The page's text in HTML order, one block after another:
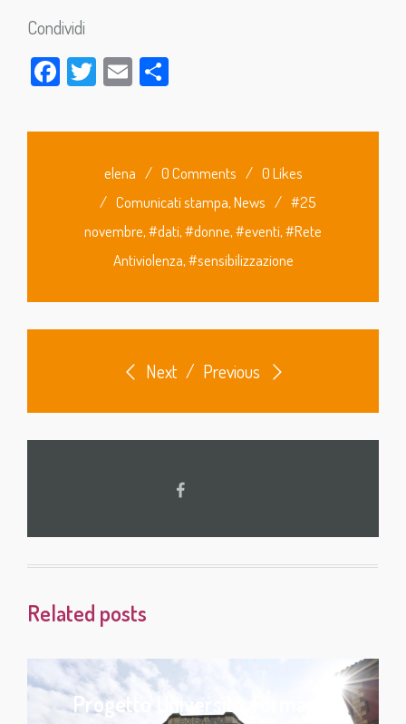
Condividi
Facebook
Twitter
Email
elena / 0 Comments / 0 Likes
/ Comunicati stampa,News / #25
novembre,#dati,#donne,#eventi,#Rete
Antiviolenza,#sensibilizzazione
Next / Previous
Related posts
Progetto Università: formare i